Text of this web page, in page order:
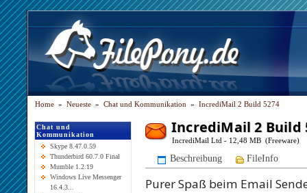
Home » Neueste » Chat und Kommunikation » IncrediMail 2 Build 5274
Chat und
Kommunikation
Skype 8.47.0.59
Thunderbird 60.7.0 Final
Mumble 1.2.19
Windows Live Messenger
16.4.3...
IncrediMail 2 Build
IncrediMail Ltd - 12,48 MB (Freeware)
Beschreibung FileInfo
Purer Spaß beim Email